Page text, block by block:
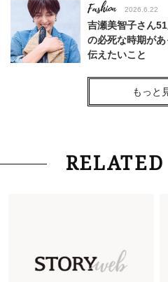
Fashion 2026.6.22
吉瀬美智子さん
の必死な時期が
伝えたいこと
Fashion
【40代コンサバ
Lifestyle 2026.7.29
「お若いですね」
上野千鶴子先生が
【ジェンダー連載